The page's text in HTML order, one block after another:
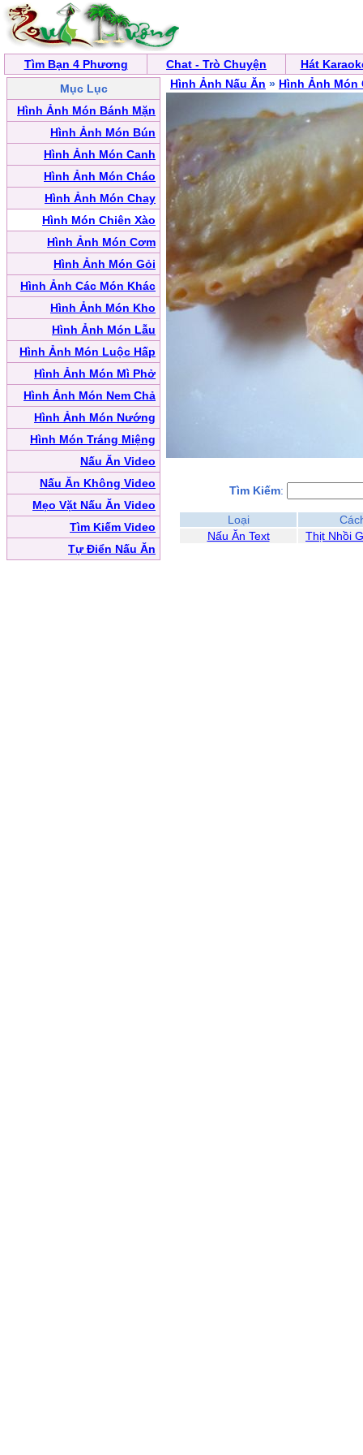
Tìm Bạn 4 Phương Chat - Trò Chuyện
Hát
Mục Lục
Hình Ảnh Món Bánh Mặn
Hình Ảnh Món Bún
Hình Ảnh Món Canh
Hình Ảnh Món Cháo
Hình Ảnh Món Chay
Hình Món Chiên Xào
Hình Ảnh Món Cơm
Hình Ảnh Món Gỏi
Hình Ảnh Các Món Khác
Hình Ảnh Món Kho
Hình Ảnh Món Lẫu
Hình Ảnh Món Luộc Hấp
Hình Ảnh Món Mì Phở
Hình Ảnh Món Nem Chả
Hình Ảnh Món Nướng
Hình Món Tráng Miệng
Nấu Ăn Video
Nấu Ăn Không Video
Mẹo Vặt Nấu Ăn Video
Tìm Kiếm Video
Tự Điển Nấu Ăn
Hình Ảnh Nấu Ăn » Hình Ảnh Món
Tìm Kiếm:
Loại
Nấu Ăn Text
Thịt Nhồi